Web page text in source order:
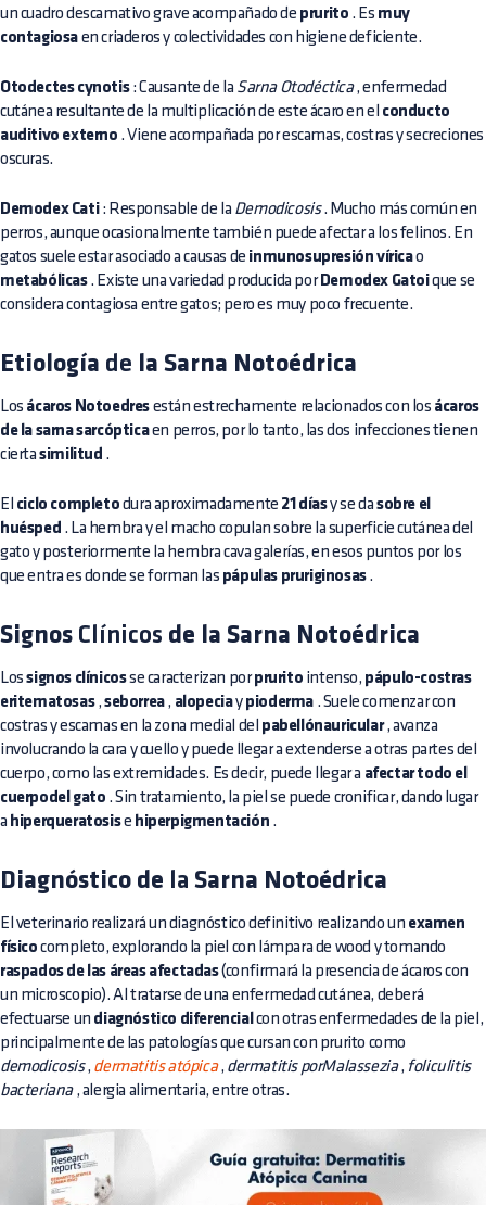
un cuadro descamativo grave acompañado de prurito . Es muy
contagiosa en criaderos y colectividades con higiene deficiente.
Otodectes cynotis: Causante de la Sarna Otodéctica, enfermedad
cutánea resultante de la multiplicación de este ácaro en el conducto
auditivo externo . Viene acompañada por escamas, costras y secreciones
oscuras.
Demodex Cati: Responsable de la Demodicosis. Mucho más común en
perros, aunque ocasionalmente también puede afectar a los felinos. En
gatos suele estar asociado a causas de inmunosupresión víricao
metabólicas. Existe una variedad producida por Demodex Gatoique se
considera contagiosa entre gatos; pero es muy poco frecuente.
Etiología de la Sarna Notoédrica
Los ácaros Notoedres están estrechamente relacionados con los ácaros
de la sarna sarcópticaen perros, por lo tanto, las dos infecciones tienen
ciertasimilitud .
El ciclo completo dura aproximadamente 21 díasy se dasobre el
huésped . La hembra y el macho copulan sobre la superficie cutánea del
gato y posteriormente la hembra cava galerías, en esos puntos por los
que entra es donde se forman las pápulas pruriginosas.
Signos Clínicos de la Sarna Notoédrica
Lossignos clínicosse caracterizan porprurito intenso, pápulo-costras
eritematosas,seborrea, alopeciay pioderma . Suele comenzar con
costras y escamas en la zona medial del pabellónauricular, avanza
involucrando la cara y cuello y puede llegar a extenderse a otras partes del
cuerpo, como las extremidades. Es decir, puede llegar a afectar todo el
cuerpodel gato . Sin tratamiento, la piel se puede cronificar, dando lugar
a hiperqueratosise hiperpigmentación .
Diagnóstico de la Sarna Notoédrica
El veterinario realizará un diagnóstico definitivo realizando un examen
físico completo, explorando la piel con lámpara de wood y tomando
raspados de las áreas afectadas(confirmará la presencia de ácaros con
un microscopio). Al tratarse de una enfermedad cutánea, deberá
efectuarse un diagnóstico diferencial con otras enfermedades de la piel,
principalmente de las patologías que cursan con prurito como
demodicosis, dermatitis atópica, dermatitis porMalassezia, foliculitis
bacteriana, alergia alimentaria, entre otras.